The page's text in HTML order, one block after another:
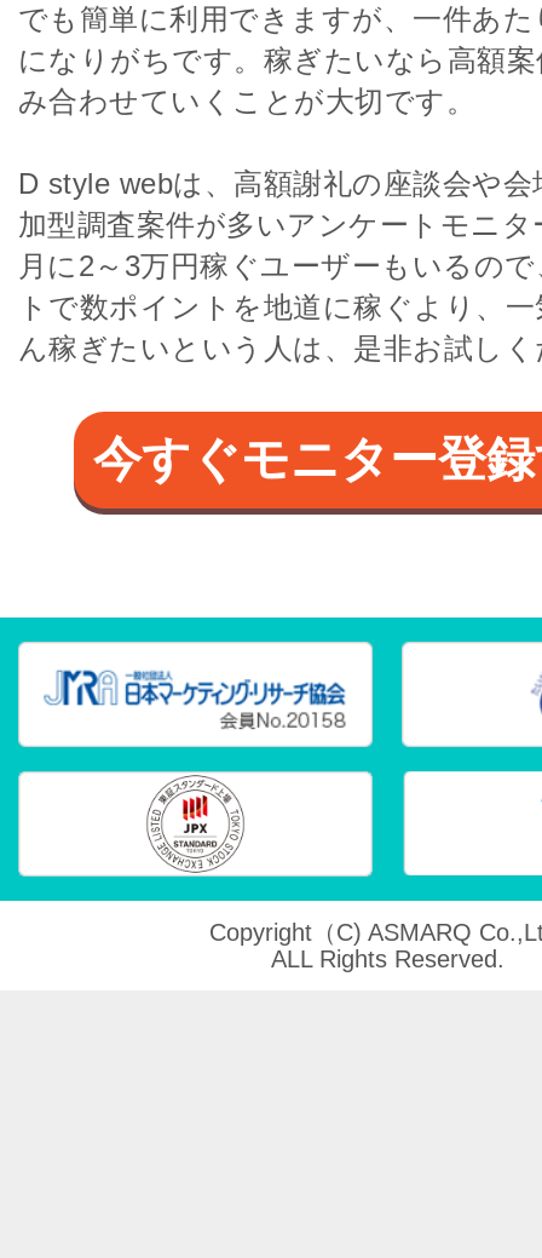
でも簡単に利用できますが、一件あ
になりがちです。稼ぎたいなら高額
み合わせていくことが大切です。
D style webは、高額謝礼の座談会や
加型調査案件が多いアンケートモニ
月に2～3万円稼ぐユーザーもいるの
トで数ポイントを地道に稼ぐより、
ん稼ぎたいという人は、是非お試し
今すぐモニター登
Copyright（C) ASMARQ
ALL Rights Reserved.